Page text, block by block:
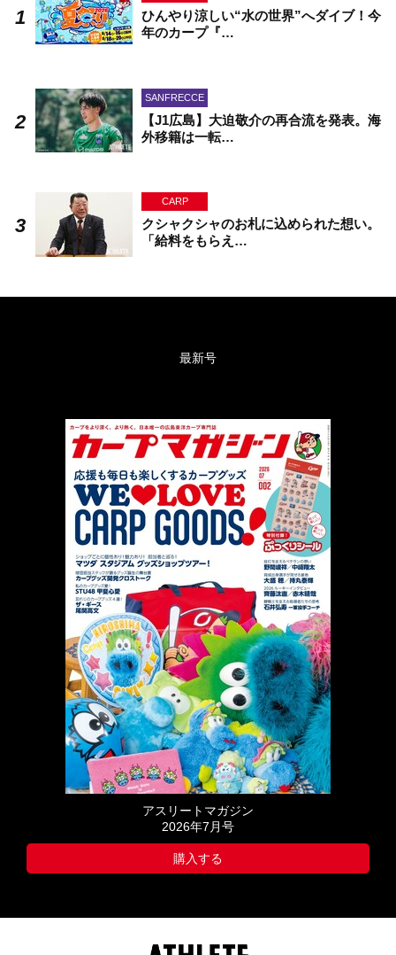
ひんやり涼しい“水の世界”へダイブ！今
年のカープ『…
SANFRECCE
【J1広島】大迫敬介の再合流を発表。海
外移籍は一転…
CARP
クシャクシャのお札に込められた想い。
「給料をもらえ…
最新号
アスリートマガジン
2026年7月号
購入する